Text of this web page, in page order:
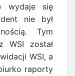
wydaje się
nie był
Tym
WSI został
WSI, a
raporty